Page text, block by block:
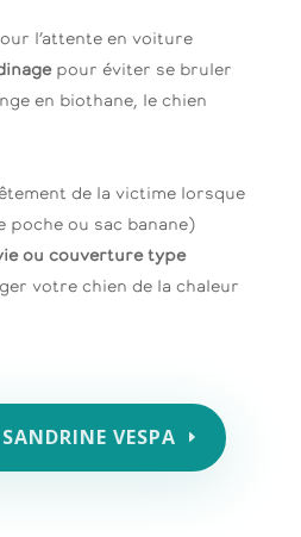
l’attente en voiture
pour éviter se bruler
en biothane, le chien
de la victime lorsque
poche ou sac banane)
ou couverture type
votre chien de la chaleur
VESPA